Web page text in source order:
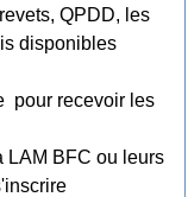
QPDD, les
disponibles
pour recevoir les
LAM BFC ou leurs